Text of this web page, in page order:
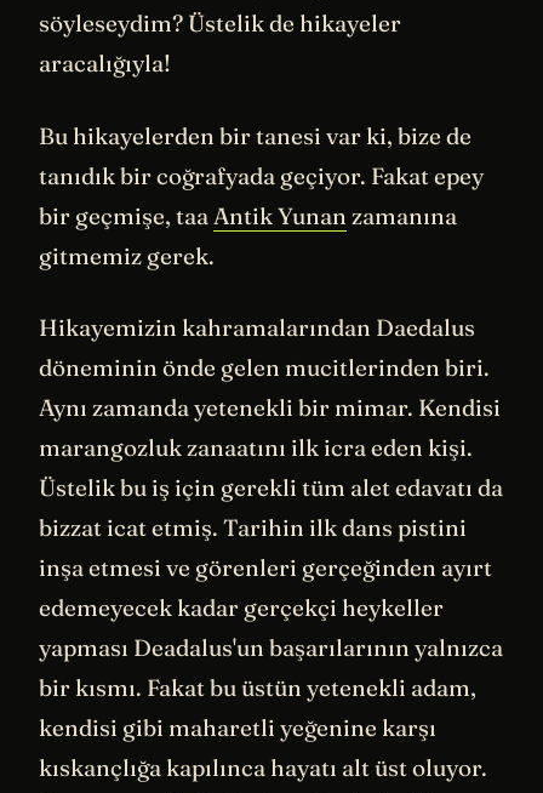
söyleseydim? Üstelik de hikayeler
aracalığıyla!
Bu hikayelerden bir tanesi var ki, bize de
tanıdık bir coğrafyada geçiyor. Fakat epey
bir geçmişe, taa Antik Yunan zamanına
gitmemiz gerek.
Hikayemizin kahramalarından Daedalus
döneminin önde gelen mucitlerinden biri.
Aynı zamanda yetenekli bir mimar. Kendisi
marangozluk zanaatını ilk icra eden kişi.
Üstelik bu iş için gerekli tüm alet edavatı da
bizzat icat etmiş. Tarihin ilk dans pistini
inşa etmesi ve görenleri gerçeğinden ayırt
edemeyecek kadar gerçekçi heykeller
yapması Deadalus'un başarılarının yalnızca
bir kısmı. Fakat bu üstün yetenekli adam,
kendisi gibi maharetli yeğenine karşı
kıskançlığa kapılınca hayatı alt üst oluyor.